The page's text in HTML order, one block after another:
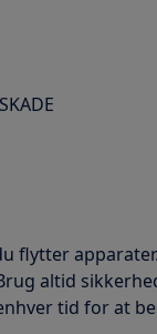
flytter
altid
tid for at